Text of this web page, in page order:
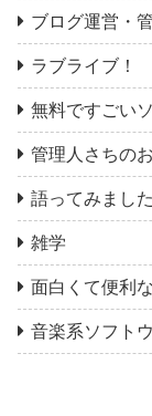
ブログ運営・
ラブライブ！
無料ですごい
管理人さちの
語ってみました
雑学
面白くて便利
音楽系ソフト